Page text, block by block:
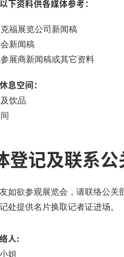
下资料供各媒体参考：
福展览公司新闻稿
新闻稿
展商新闻稿或其它资料
息空间：
饮品
登记及联系公
如欲参观展览会，请联络公关
处提供名片换取记者证进场。
人:
姐